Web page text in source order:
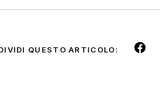
QUESTO ARTICOLO: